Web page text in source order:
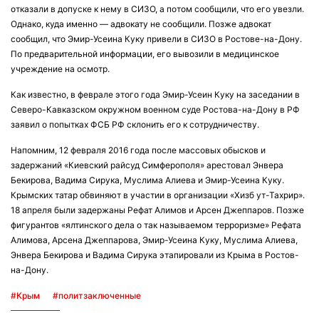
отказали в допуске к нему в СИЗО, а потом сообщили, что его увезли.
Однако, куда именно — адвокату не сообщили. Позже адвокат
сообщил, что Эмир-Усеина Куку привели в СИЗО в Ростове-на-Дону.
По предварительной информации, его вывозили в медицинское
учреждение на осмотр.
Как известно, в феврале этого года Эмир-Усеин Куку на заседании в
Северо-Кавказском окружном военном суде Ростова-на-Дону в РФ
заявил о попытках ФСБ РФ склонить его к сотрудничеству.
Напомним, 12 февраля 2016 года после массовых обысков и
задержаний «Киевский райсуд Симферополя» арестовал Энвера
Бекирова, Вадима Сирука, Муслима Алиева и Эмир-Усеина Куку.
Крымских татар обвиняют в участии в организации «Хизб ут-Тахрир».
18 апреля были задержаны Рефат Алимов и Арсен Джеппаров. Позже
фигурантов «ялтинского дела о так называемом терроризме» Рефата
Алимова, Арсена Джеппарова, Эмир-Усеина Куку, Муслима Алиева,
Энвера Бекирова и Вадима Сирука этапировали из Крыма в Ростов-
на-Дону.
#Крым #политзаключенные